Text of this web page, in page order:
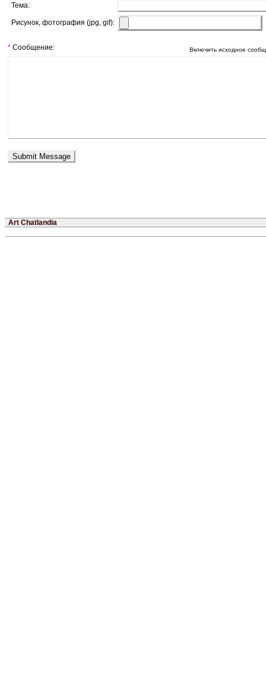
Тема:
Рисунок, фотография (jpg, gif):
* Сообщение: Включить исходное
Art Chatlandia